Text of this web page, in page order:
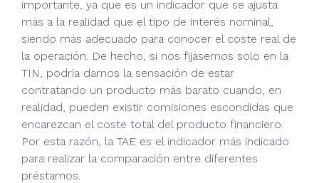
importante, ya que es un indicador que se ajusta
más a la realidad que el tipo de interés nominal,
siendo más adecuado para conocer el coste real de
la operación. De hecho, si nos fijásemos solo en la
TIN, podría darnos la sensación de estar
contratando un producto más barato cuando, en
realidad, pueden existir comisiones escondidas que
encarezcan el coste total del producto financiero.
Por esta razón, la TAE es el indicador más indicado
para realizar la comparación entre diferentes
préstamos.